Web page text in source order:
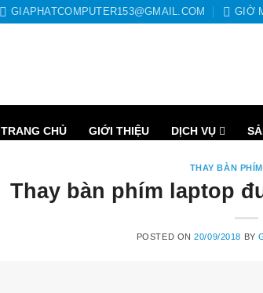
GIAPHATCOMPUTER153@GMAIL.COM GIỜ
TRANG CHỦ GIỚI THIỆU DỊCH VỤ
THAY BÀN
Thay bàn phím laptop
POSTED ON20/09/2018 BY